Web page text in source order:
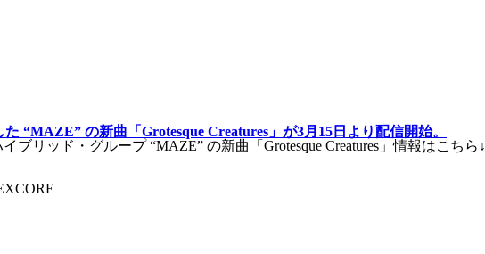
“MAZE” の新曲「Grotesque Creatures」が3月15日より配信開始。
リッド・グループ “MAZE” の新曲「Grotesque Creatures」情報はこちら↓